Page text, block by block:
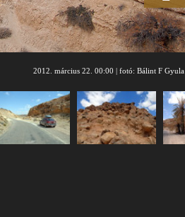
2012. március 22. 00:00 | fotó: Bálint F Gyula